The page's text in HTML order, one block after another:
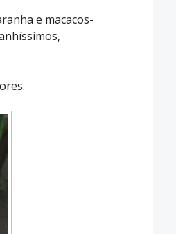
e macacos-